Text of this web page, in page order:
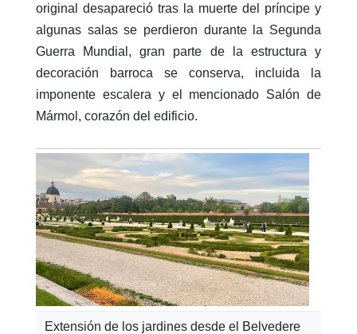
original desapareció tras la muerte del príncipe y
algunas salas se perdieron durante la Segunda
Guerra Mundial, gran parte de la estructura y
decoración barroca se conserva, incluida la
imponente escalera y el mencionado Salón de
Mármol, corazón del edificio.
Extensión de los jardines desde el Belvedere